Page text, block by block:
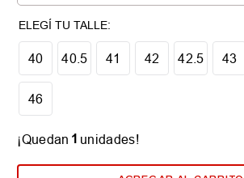
40 40.5 41 42 42.5 43
46
¡Quedan 1 unidades!